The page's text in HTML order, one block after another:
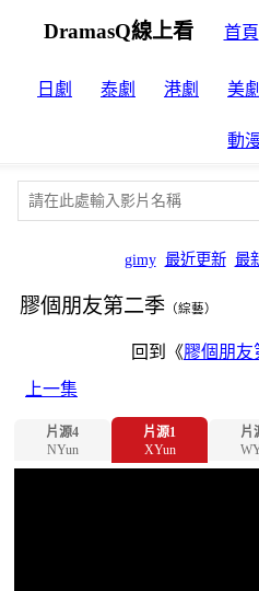
DramasQ線上看 首頁
日劇 泰劇 港劇 美劇
動
gimy 最近更新 最
膠個朋友第二季 （綜藝）
回到《膠個朋友
上一集
片源4
NYun
片源1
XYun
片